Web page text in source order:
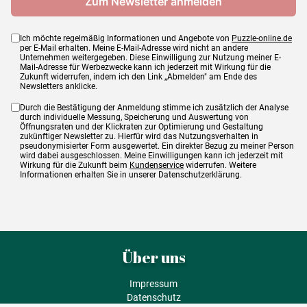
Ich möchte regelmäßig Informationen und Angebote von Puzzle-online.de
per E-Mail erhalten. Meine E-Mail-Adresse wird nicht an andere
Unternehmen weitergegeben. Diese Einwilligung zur Nutzung meiner E-
Mail-Adresse für Werbezwecke kann ich jederzeit mit Wirkung für die
Zukunft widerrufen, indem ich den Link „Abmelden" am Ende des
Newsletters anklicke.
Durch die Bestätigung der Anmeldung stimme ich zusätzlich der Analyse
durch individuelle Messung, Speicherung und Auswertung von
Öffnungsraten und der Klickraten zur Optimierung und Gestaltung
zukünftiger Newsletter zu. Hierfür wird das Nutzungsverhalten in
pseudonymisierter Form ausgewertet. Ein direkter Bezug zu meiner Person
wird dabei ausgeschlossen. Meine Einwilligungen kann ich jederzeit mit
Wirkung für die Zukunft beim Kundenservice widerrufen. Weitere
Informationen erhalten Sie in unserer Datenschutzerklärung.
Über uns
Impressum
Datenschutz